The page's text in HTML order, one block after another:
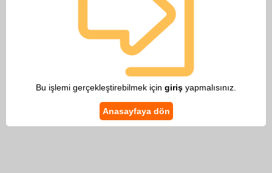
Bu işlemi gerçekleştirebilmek için giriş yapmalısınız.
Anasayfaya dön